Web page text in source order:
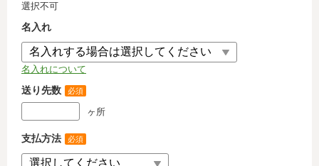
選択不可
名入れ
名入れについて
送り先数 必須
ヶ所
支払方法 必須